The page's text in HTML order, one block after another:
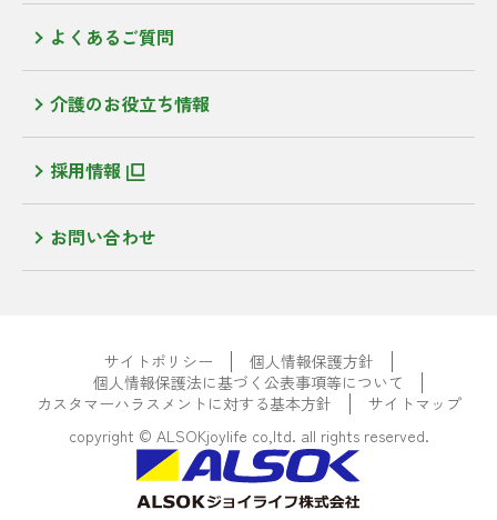
よくあるご質問
介護のお役立ち情報
採用情報
お問い合わせ
サイトポリシー
個人情報保護方針
個人情報保護法に基づく公表事項等について
カスタマーハラスメントに対する基本方針
サイトマップ
copyright © ALSOKjoylife co,ltd. all rights reserved.